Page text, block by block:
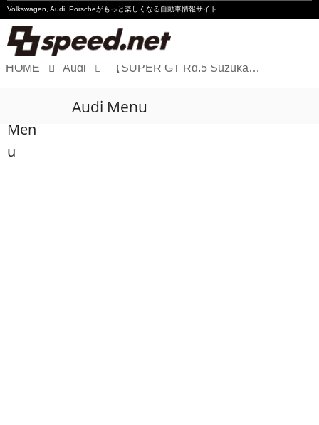
Volkswagen, Audi, Porscheがもっと楽しくなる自動車情報サイト
Audi
HOME Audi 【SUPER GT Rd.5 Suzuka】DOBOT Audi R8 LMSが無念のリタイア
Men
u
Audi Menu